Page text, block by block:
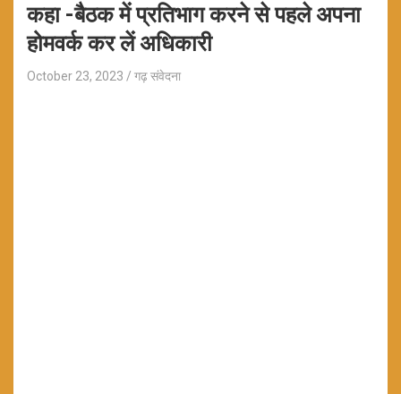
कहा -बैठक में प्रतिभाग करने से पहले अपना
होमवर्क कर लें अधिकारी
October 23, 2023 गढ़ संवेदना